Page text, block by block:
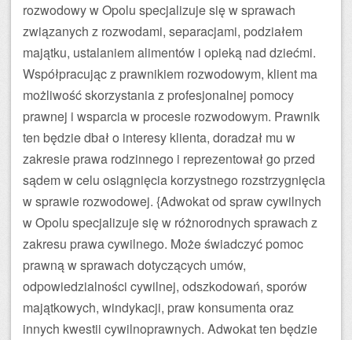
rozwodowy w Opolu specjalizuje się w sprawach
związanych z rozwodami, separacjami, podziałem
majątku, ustalaniem alimentów i opieką nad dziećmi.
Współpracując z prawnikiem rozwodowym, klient ma
możliwość skorzystania z profesjonalnej pomocy
prawnej i wsparcia w procesie rozwodowym. Prawnik
ten będzie dbał o interesy klienta, doradzał mu w
zakresie prawa rodzinnego i reprezentował go przed
sądem w celu osiągnięcia korzystnego rozstrzygnięcia
w sprawie rozwodowej. {Adwokat od spraw cywilnych
w Opolu specjalizuje się w różnorodnych sprawach z
zakresu prawa cywilnego. Może świadczyć pomoc
prawną w sprawach dotyczących umów,
odpowiedzialności cywilnej, odszkodowań, sporów
majątkowych, windykacji, praw konsumenta oraz
innych kwestii cywilnoprawnych. Adwokat ten będzie